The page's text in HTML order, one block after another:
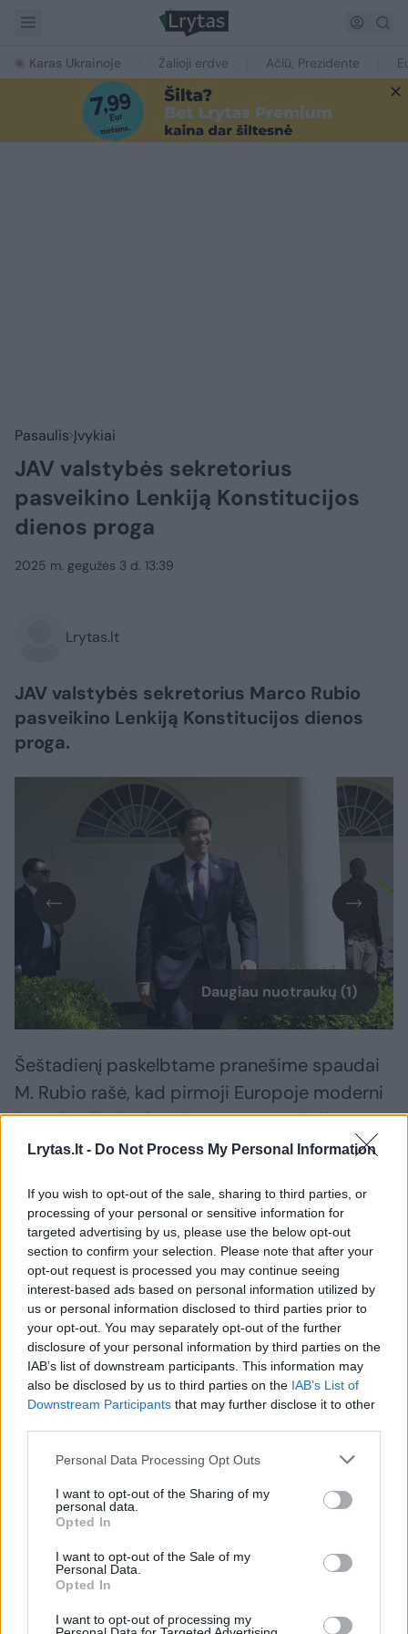
Lrytas.lt - Do Not Process My Personal Information
If you wish to opt-out of the sale, sharing to third parties, or
processing of your personal or sensitive information for
targeted advertising by us, please use the below opt-out
section to confirm your selection. Please note that after your
opt-out request is processed you may continue seeing
interest-based ads based on personal information utilized by
us or personal information disclosed to third parties prior to
your opt-out. You may separately opt-out of the further
disclosure of your personal information by third parties on the
IAB’s list of downstream participants. This information may
also be disclosed by us to third parties on the IAB’s List of
Downstream Participants that may further disclose it to other
Personal Data Processing Opt Outs
I want to opt-out of the Sharing of my
personal data.
Opted In
I want to opt-out of the Sale of my
Personal Data.
Opted In
I want to opt-out of processing my
Karas Ukrainoje Žalioji erdvė Ačiū, Prezidente
Pasaulis Įvykiai
JAV valstybės sekretorius
pasveikino Lenkiją Konstitucijos
dienos proga
2025 m. gegužės 3 d. 13:39
Lrytas.lt
JAV valstybės sekretorius Marco Rubio
pasveikino Lenkiją Konstitucijos dienos
proga.
Daugiau nuotraukų (1)
Šeštadienį paskelbtame pranešime spaudai
M. Rubio rašė, kad pirmoji Europoje moderni
konstitucija, kurią 1791 m. gegužės 3 dieną
priėmė Lenkijos Didysis Seimas, „kodifikavo
brangūs ir mūsų jaunai Amerikos Respublikai“.
„Šie principai, drąsiai įvardyti išorinių grėsmių
akivaizdoje, šimtmečius vienijo ir įkvėpė abi
mūsų valstybes“, – pridūrė jis.
M. Rubio taip pat sakė, kad Lenkija ir
Jungtinės Valstijos „yra partnerės kuriant
saugesnę ir dar labiau klestinčią ateitį“ savo
šalims.
Jis taip pat gyrė Lenkiją už tai, kad ji
„dramatiškai“ sustiprino „bendrą saugumą“
per savo įsipareigojimus NATO ir savo